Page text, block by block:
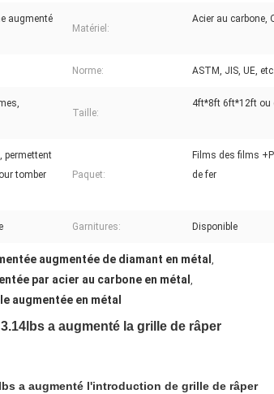
augmenté
Matériel:
Acier au carbone,
Norme: ASTM, JIS, UE, etc.
Taille:
4ft*8ft 6ft*12ft ou
permettent
tomber
Paquet:
Films des films
de fer
Garnitures: Disponible
augmentée de diamant en métal ,
par acier au carbone en métal ,
augmentée en métal
a augmenté la grille de râper
a augmenté l'introduction de grille de râper